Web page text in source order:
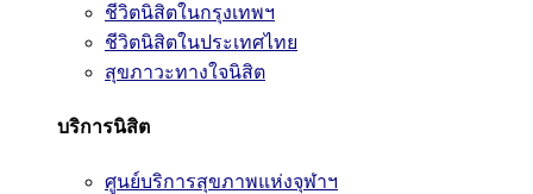
ชีวิตนิสิตในกรุงเทพฯ
ชีวิตนิสิตในประเทศไทย
สุขภาวะทางใจนิสิต
บริการนิสิต
ศูนย์บริการสุขภาพแห่งจุฬาฯ